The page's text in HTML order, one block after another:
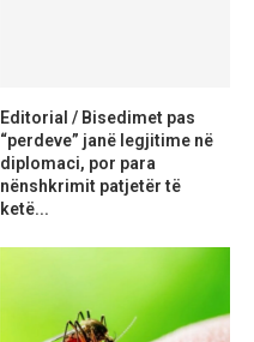
Editorial / Bisedimet pas
“perdeve” janë legjitime në
diplomaci, por para
nënshkrimit patjetër të
ketë...